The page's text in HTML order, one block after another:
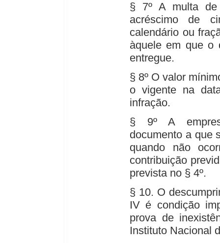
§ 7º A multa
acréscimo de
calendário ou
àquele em que o
entregue.
§ 8º O valor
o vigente na
infração.
§ 9º A
documento a que
quando não
contribuição
prevista no § 4º.
§ 10. O
IV é condição
prova de
Instituto Nacional